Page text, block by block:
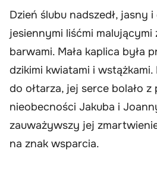
Dzień ślubu nadszedł, jasny
jesiennymi liśćmi malującymi
barwami. Mała kaplica była
dzikimi kwiatami i wstążkami.
do ołtarza, jej serce bolało z
nieobecności Jakuba i
zauważywszy jej
na znak wsparcia.